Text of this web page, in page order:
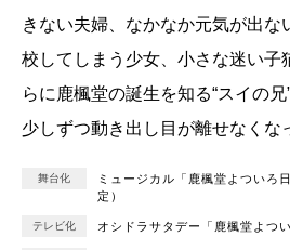
きない夫婦、なかなか元気が出な
校してしまう少女、小さな迷い子
らに鹿楓堂の誕生を知る“スイの
少しずつ動き出し目が離せなくな
舞台化
ミュージカル「鹿楓堂よついろ
定）
テレビ化 オシドラサタデー「鹿楓堂よつ